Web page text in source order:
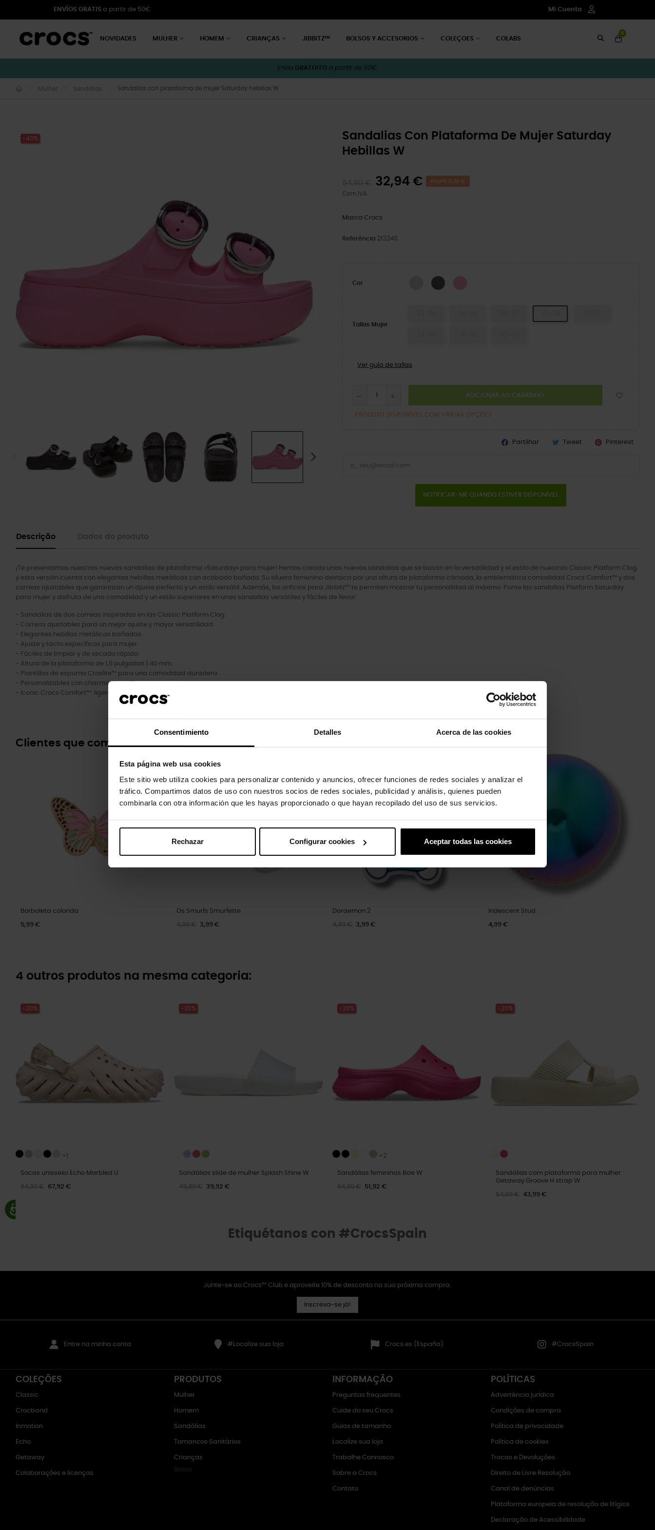
Consentimiento Detalles Acerca de las cookies
Esta página web usa cookies
Este sitio web utiliza cookies para personalizar contenido y anuncios, ofrecer funciones de redes sociales y analizar el
tráfico. Compartimos datos de uso con nuestros socios de redes sociales, publicidad y análisis, quienes pueden
combinarla con otra información que les hayas proporcionado o que hayan recopilado del uso de sus servicios.
Rechazar Configurar cookies Aceptar todas las cookies
ENVÍOS GRATIS a partir de 50€ Mi Cuenta
NOVIDADES MULHER HOMEM CRIANÇAS JIBBITZ™ BOLSOS Y ACCESORIOS COLEÇOES COLABS
0
Envio GRATUITO a partir de 50€.
Mulher Sandálias Sandalias con plataforma de mujer Saturday hebillas W
-40%
Sandalias Con Plataforma De Mujer Saturday
Hebillas W
32,94 € POUPE 21,96 €
Com IVA
Marca Crocs
Referência 213246
Cor Dulcé Carbón
Tallas Mujer
Ver guía de tallas
ADICIONAR AO CARRINHO
PRODUTO DISPONÍVEL COM VÁRIAS OPÇÕES
Partilhar Tweet Pinterest
NOTIFICAR-ME QUANDO ESTIVER DISPONÍVEL
Descrição
¡Te presentamos nuestras nuevas sandalias de plataforma «Saturday» para mujer! Hemos creado unas nuevas sandalias que se basan en la versatilidad y el estilo de nuestras Classic Platform Clog,
y esta versión cuenta con elegantes hebillas metálicas con acabado bañado. Su silueta femenina destaca por una altura de plataforma cómoda, la emblemática comodidad Crocs Comfort™ y dos
correas ajustables que garantizan un ajuste perfecto y un estilo versátil. Además, los orificios para Jibbitz™ te permiten mostrar tu personalidad al máximo. Ponte las sandalias Platform Saturday
para mujer y disfruta de una comodidad y un estilo superiores en unas sandalias versátiles y fáciles de llevar.
- Sandalias de dos correas inspiradas en las Classic Platform Clog.
- Correas ajustables para un mejor ajuste y mayor versatilidad.
- Elegantes hebillas metálicas bañadas.
- Ajuste y tacto específicos para mujer.
- Fáciles de limpiar y de secado rápido.
- Altura de la plataforma de 1,6 pulgadas | 40 mm.
- Plantillas de espuma Croslite™ para una comodidad duradera.
- Personalizables con charms Jibbitz™.
- Iconic Crocs Comfort™: ligeras. Flexibles. Comodidad en 360 grados.
Clientes que compraram este produto também compraram:
Borboleta colorida
5,99 €
-20%
Os Smurfs Smurfette
4,99 € 3,99 €
Doraemon 2
4,99 € 3,99 €
Iridescent Stud
4,99 €
4 outros produtos na mesma categoria:
-20%
+1
Socas unissexo Echo Marbled U
84,90 € 67,92 €
-20%
Sandálias slide de mulher Splash Shine W
49,90 € 39,92 €
-20%
+2
Sandálias femininas Bae W
64,90 € 51,92 €
-20%
Sandálias com plataforma para mulher
Getaway Groove H strap W
54,99 € 43,99 €
Etiquétanos con #CrocsSpain
Junte-se ao Crocs™ Club e aproveite 10% de desconto na sua próxima compra.
Inscreva-se já!
Entre na minha conta #Localize sua loja Crocs.es (España) #CrocsSpain
COLEÇÕES
Classic
Crocband
Inmotion
Echo
Getaway
Colaborações e licenças
PRODUTOS
Mulher
Homem
Sandálias
Tamancos Sanitários
Crianças
Botas
INFORMAÇÃO
Preguntas frequentes
Cuide do seu Crocs
Guias de tamanho
Localize sua loja
Trabalhe Connosco
Sobre a Crocs
Contato
POLÍTICAS
Advertência jurídica
Condições de compra
Política de privacidade
Política de cookies
Trocas e Devoluções
Direito de Livre Resolução
Canal de denúncias
Plataforma europeia de resolução de litígios
Declaração de Acessibilidade